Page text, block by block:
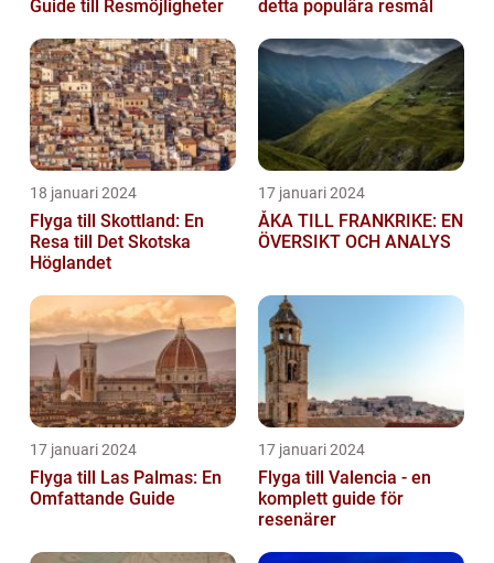
Guide till Resmöjligheter detta populära resmål
18 januari 2024
Flyga till Skottland: En
Resa till Det Skotska
Höglandet
17 januari 2024
ÅKA TILL FRANKRIKE: EN
ÖVERSIKT OCH ANALYS
17 januari 2024
Flyga till Las Palmas: En
Omfattande Guide
17 januari 2024
Flyga till Valencia - en
komplett guide för
resenärer